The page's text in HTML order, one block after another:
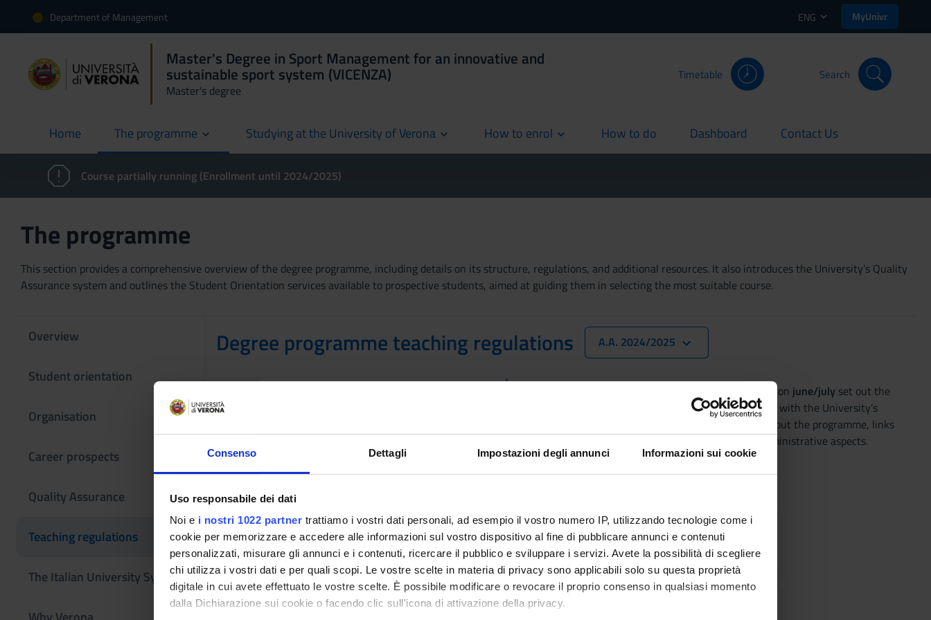
Consenso Dettagli Impostazioni degli annunci Informazioni sui cookie
Uso responsabile dei dati
Noi e i nostri 1022 partner trattiamo i vostri dati personali, ad esempio il vostro numero IP, utilizzando tecnologie come i
cookie per memorizzare e accedere alle informazioni sul vostro dispositivo al fine di pubblicare annunci e contenuti
personalizzati, misurare gli annunci e i contenuti, ricercare il pubblico e sviluppare i servizi. Avete la possibilità di scegliere
chi utilizza i vostri dati e per quali scopi. Le vostre scelte in materia di privacy sono applicabili solo su questa proprietà
digitale in cui avete effettuato le vostre scelte. È possibile modificare o revocare il proprio consenso in qualsiasi momento
dalla Dichiarazione sui cookie o facendo clic sull'icona di attivazione della privacy.
Department of Management ENG MyUnivr
Master's Degree in Sport Management for an innovative and
sustainable sport system (VICENZA)
Master’s degree
Timetable Search
Home
current The programme Studying at the University of Verona How to enrol How to do
current Dashboard
current Contact Us
current
Course partially running (Enrollment until 2024/2025)
The programme
This section provides a comprehensive overview of the degree programme, including details on its structure, regulations, and additional resources. It also introduces the University’s Quality
Assurance system and outlines the Student Orientation services available to prospective students, aimed at guiding them in selecting the most suitable course.
Overview
Student orientation
Organisation
Career prospects
Quality Assurance
Teaching regulations
The Italian University System
Degree programme teaching regulations A.A. 2024/2025
The Degree programme teaching regulations, published on june/july set out the
organisational aspects of the degree programme, in line with the University’s
teaching regulations. It includes general information about the programme, links
to the relevant module web pages and specifies the administrative aspects.
Other Rules
Student fees regulations
Link
Student regulations
Link
University teaching regulations
Code of ethics